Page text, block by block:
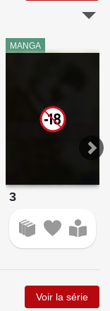
MANGA
3
Voir la série